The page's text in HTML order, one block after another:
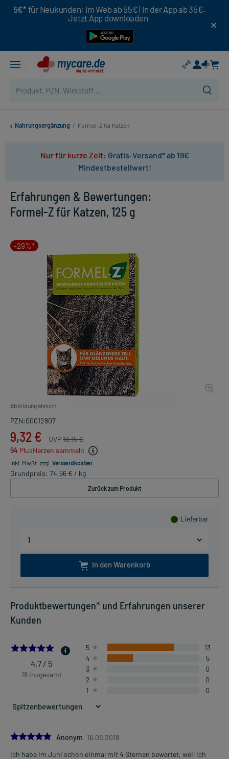
5€* für Neukunden: Im Web ab 55€ | In der App ab 35€.
Jetzt App downloaden
Nahrungsergänzung / Formel-Z für Katzen
Nur für kurze Zeit: Gratis-Versand* ab 19€
Mindestbestellwert!
Erfahrungen & Bewertungen:
Formel-Z für Katzen, 125 g
-29%*
Abbildung ähnlich
PZN:00012807
9,32 € UVP13,15 €
94 PlusHerzen sammeln
inkl. MwSt. zzgl. Versandkosten
Grundpreis: 74,56 € / kg
Zurück zum Produkt
Lieferbar
In den Warenkorb
Produktbewertungen* und Erfahrungen unserer
Kunden
4.722222222222222
4,7 / 5
18 insgesamt
5
13
4
5
3
0
2
0
1
0
5.0Anonym 16.09.2018
Ich habe im Juni schon einmal mit 4 Sternen bewertet, weil ich